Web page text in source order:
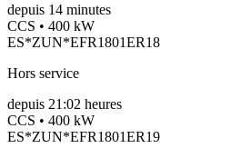
depuis 14 minutes
CCS • 400 kW
ES*ZUN*EFR1801ER18
Hors service
depuis 21:02 heures
CCS • 400 kW
ES*ZUN*EFR1801ER19